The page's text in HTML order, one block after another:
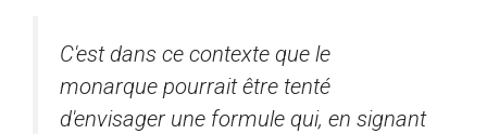
C'est dans ce contexte que le
monarque pourrait être tenté
d'envisager une formule qui, en signant